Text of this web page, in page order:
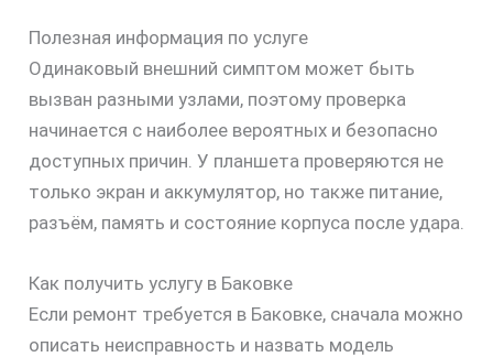
Полезная информация по услуге
Одинаковый внешний симптом может быть
вызван разными узлами, поэтому проверка
начинается с наиболее вероятных и безопасно
доступных причин. У планшета проверяются не
только экран и аккумулятор, но также питание,
разъём, память и состояние корпуса после удара.
Как получить услугу в Баковке
Если ремонт требуется в Баковке, сначала можно
описать неисправность и назвать модель